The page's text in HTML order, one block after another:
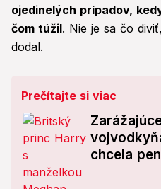
ojedinelých prípadov,
čom túžil. Nie je sa čo
dodal.
Prečítajte si viac
chcela